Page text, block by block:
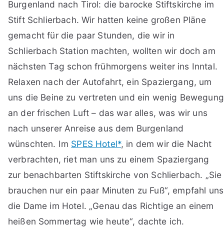
Burgenland nach Tirol: die barocke Stiftskirche im
Stift Schlierbach. Wir hatten keine großen Pläne
gemacht für die paar Stunden, die wir in
Schlierbach Station machten, wollten wir doch am
nächsten Tag schon frühmorgens weiter ins Inntal.
Relaxen nach der Autofahrt, ein Spaziergang, um
uns die Beine zu vertreten und ein wenig Bewegung
an der frischen Luft – das war alles, was wir uns
nach unserer Anreise aus dem Burgenland
wünschten. Im SPES Hotel*, in dem wir die Nacht
verbrachten, riet man uns zu einem Spaziergang
zur benachbarten Stiftskirche von Schlierbach. „Sie
brauchen nur ein paar Minuten zu Fuß“, empfahl uns
die Dame im Hotel. „Genau das Richtige an einem
heißen Sommertag wie heute“, dachte ich.